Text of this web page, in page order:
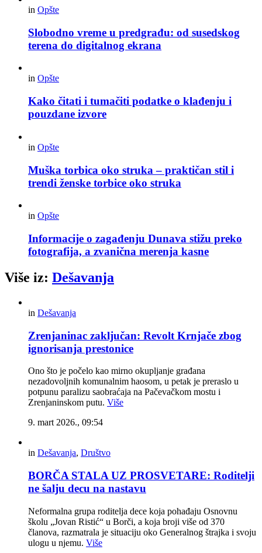
in Opšte
Slobodno vreme u predgrađu: od susedskog
terena do digitalnog ekrana
in Opšte
Kako čitati i tumačiti podatke o klađenju i
pouzdane izvore
in Opšte
Muška torbica oko struka – praktičan stil i
trendi ženske torbice oko struka
in Opšte
Informacije o zagađenju Dunava stižu preko
fotografija, a zvanična merenja kasne
Više iz: Dešavanja
in Dešavanja
Zrenjaninac zaključan: Revolt Krnjače zbog
ignorisanja prestonice
Ono što je počelo kao mirno okupljanje građana
nezadovoljnih komunalnim haosom, u petak je preraslo u
potpunu paralizu saobraćaja na Pačevačkom mostu i
Zrenjaninskom putu. Više
9. mart 2026., 09:54
in Dešavanja, Društvo
BORČA STALA UZ PROSVETARE: Roditelji
ne šalju decu na nastavu
Neformalna grupa roditelja dece koja pohađaju Osnovnu
školu „Jovan Ristić“ u Borči, a koja broji više od 370
članova, razmatrala je situaciju oko Generalnog štrajka i svoju
ulogu u njemu. Više